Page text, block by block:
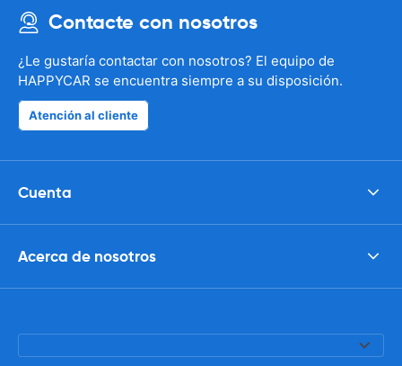
Contacte con nosotros
¿Le gustaría contactar con nosotros? El equipo de
HAPPYCAR se encuentra siempre a su disposición.
Atención al cliente
Cuenta
Acerca de nosotros